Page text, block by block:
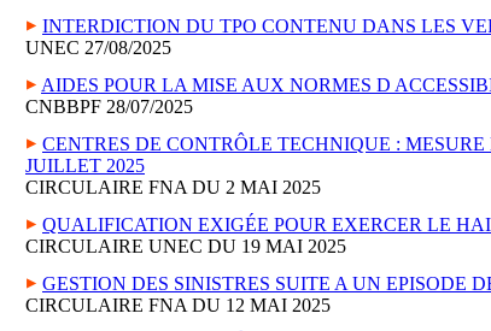
INTERDICTION DU TPO CONTENU DANS LES
UNEC 27/08/2025
AIDES POUR LA MISE AUX NORMES D
CNBBPF 28/07/2025
CENTRES DE CONTRÔLE TECHNIQUE :
JUILLET 2025
CIRCULAIRE FNA DU 2 MAI 2025
QUALIFICATION EXIGÉE POUR EXERCER LE
CIRCULAIRE UNEC DU 19 MAI 2025
GESTION DES SINISTRES SUITE A UN EPISODE
CIRCULAIRE FNA DU 12 MAI 2025